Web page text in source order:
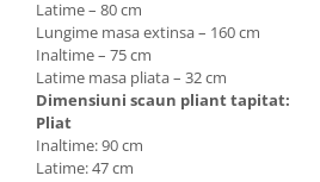
Latime – 80 cm
Lungime masa extinsa – 160 cm
Inaltime – 75 cm
Latime masa pliata – 32 cm
Dimensiuni scaun pliant tapitat:
Pliat
Inaltime: 90 cm
Latime: 47 cm